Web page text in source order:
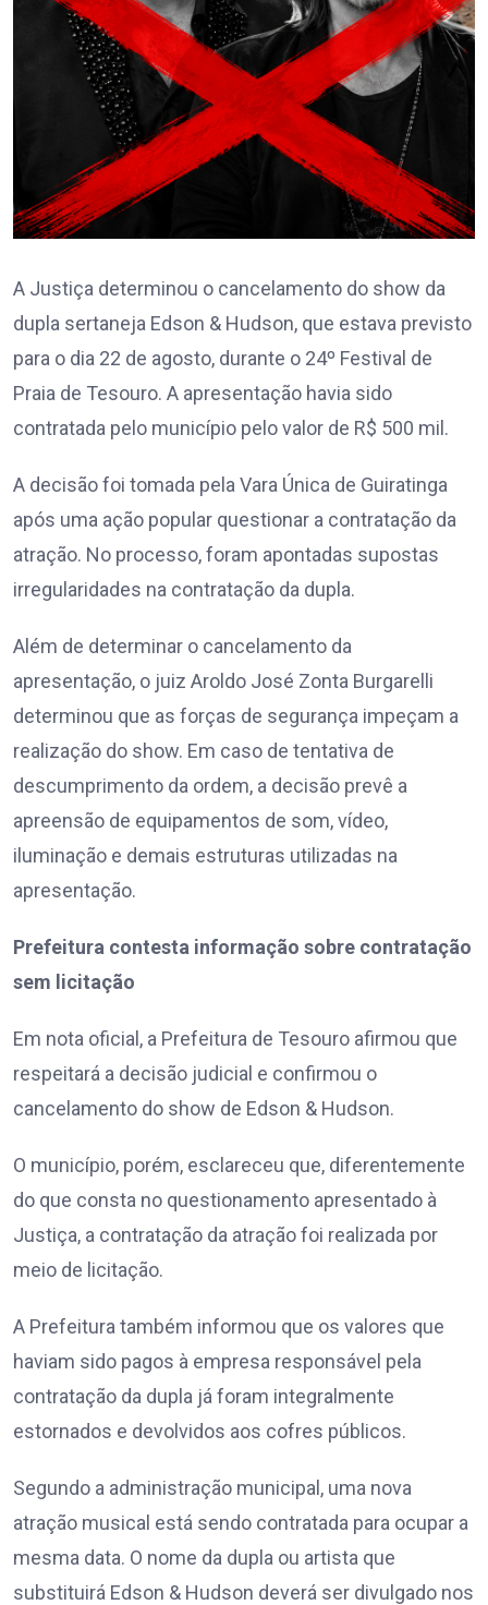
A Justiça determinou o cancelamento do show da
dupla sertaneja Edson & Hudson, que estava previsto
para o dia 22 de agosto, durante o 24º Festival de
Praia de Tesouro. A apresentação havia sido
contratada pelo município pelo valor de R$ 500 mil.
A decisão foi tomada pela Vara Única de Guiratinga
após uma ação popular questionar a contratação da
atração. No processo, foram apontadas supostas
irregularidades na contratação da dupla.
Além de determinar o cancelamento da
apresentação, o juiz Aroldo José Zonta Burgarelli
determinou que as forças de segurança impeçam a
realização do show. Em caso de tentativa de
descumprimento da ordem, a decisão prevê a
apreensão de equipamentos de som, vídeo,
iluminação e demais estruturas utilizadas na
apresentação.
Prefeitura contesta informação sobre contratação
sem licitação
Em nota oficial, a Prefeitura de Tesouro afirmou que
respeitará a decisão judicial e confirmou o
cancelamento do show de Edson & Hudson.
O município, porém, esclareceu que, diferentemente
do que consta no questionamento apresentado à
Justiça, a contratação da atração foi realizada por
meio de licitação.
A Prefeitura também informou que os valores que
haviam sido pagos à empresa responsável pela
contratação da dupla já foram integralmente
estornados e devolvidos aos cofres públicos.
Segundo a administração municipal, uma nova
atração musical está sendo contratada para ocupar a
mesma data. O nome da dupla ou artista que
substituirá Edson & Hudson deverá ser divulgado nos